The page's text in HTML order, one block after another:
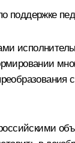
поддержке